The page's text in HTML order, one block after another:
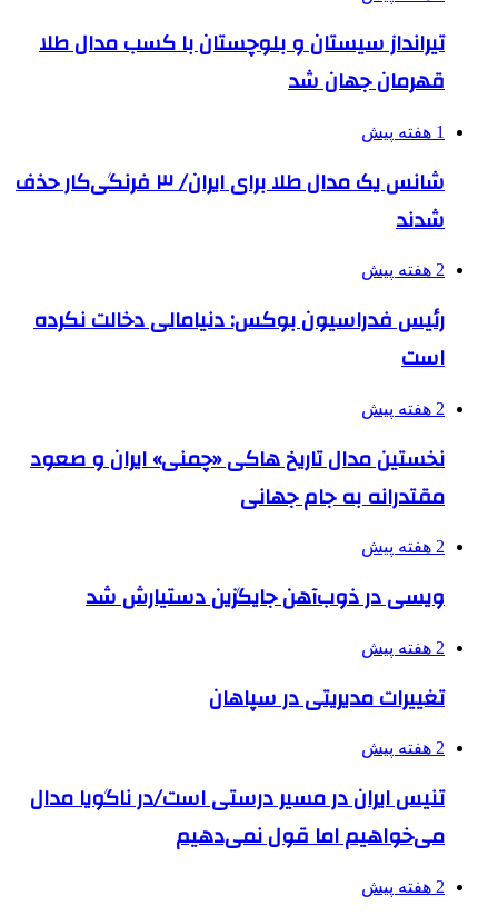
تیرانداز سیستان و بلوچستان با کسب مدال طلا
قهرمان جهان شد
1 هفته پیش
شانس یک مدال طلا برای ایران/ ۳ فرنگی‌کار حذف
شدند
2 هفته پیش
رئیس فدراسیون بوکس: دنیامالی دخالت نکرده
است
2 هفته پیش
نخستین مدال تاریخ هاکی «چمنی» ایران و صعود
مقتدرانه به جام جهانی
2 هفته پیش
ویسی در ذوب‌آهن جایگزین دستیارش شد
2 هفته پیش
تغییرات مدیریتی در سپاهان
2 هفته پیش
تنیس ایران در مسیر درستی است/در ناگویا مدال
می‌خواهیم اما قول نمی‌دهیم
2 هفته پیش